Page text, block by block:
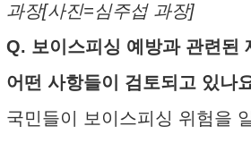
과장[사진=심주섭 과장]
Q. 보이스피싱 예방과 관련된
어떤 사항들이 검토되고 있나
국민들이 보이스피싱 위험을